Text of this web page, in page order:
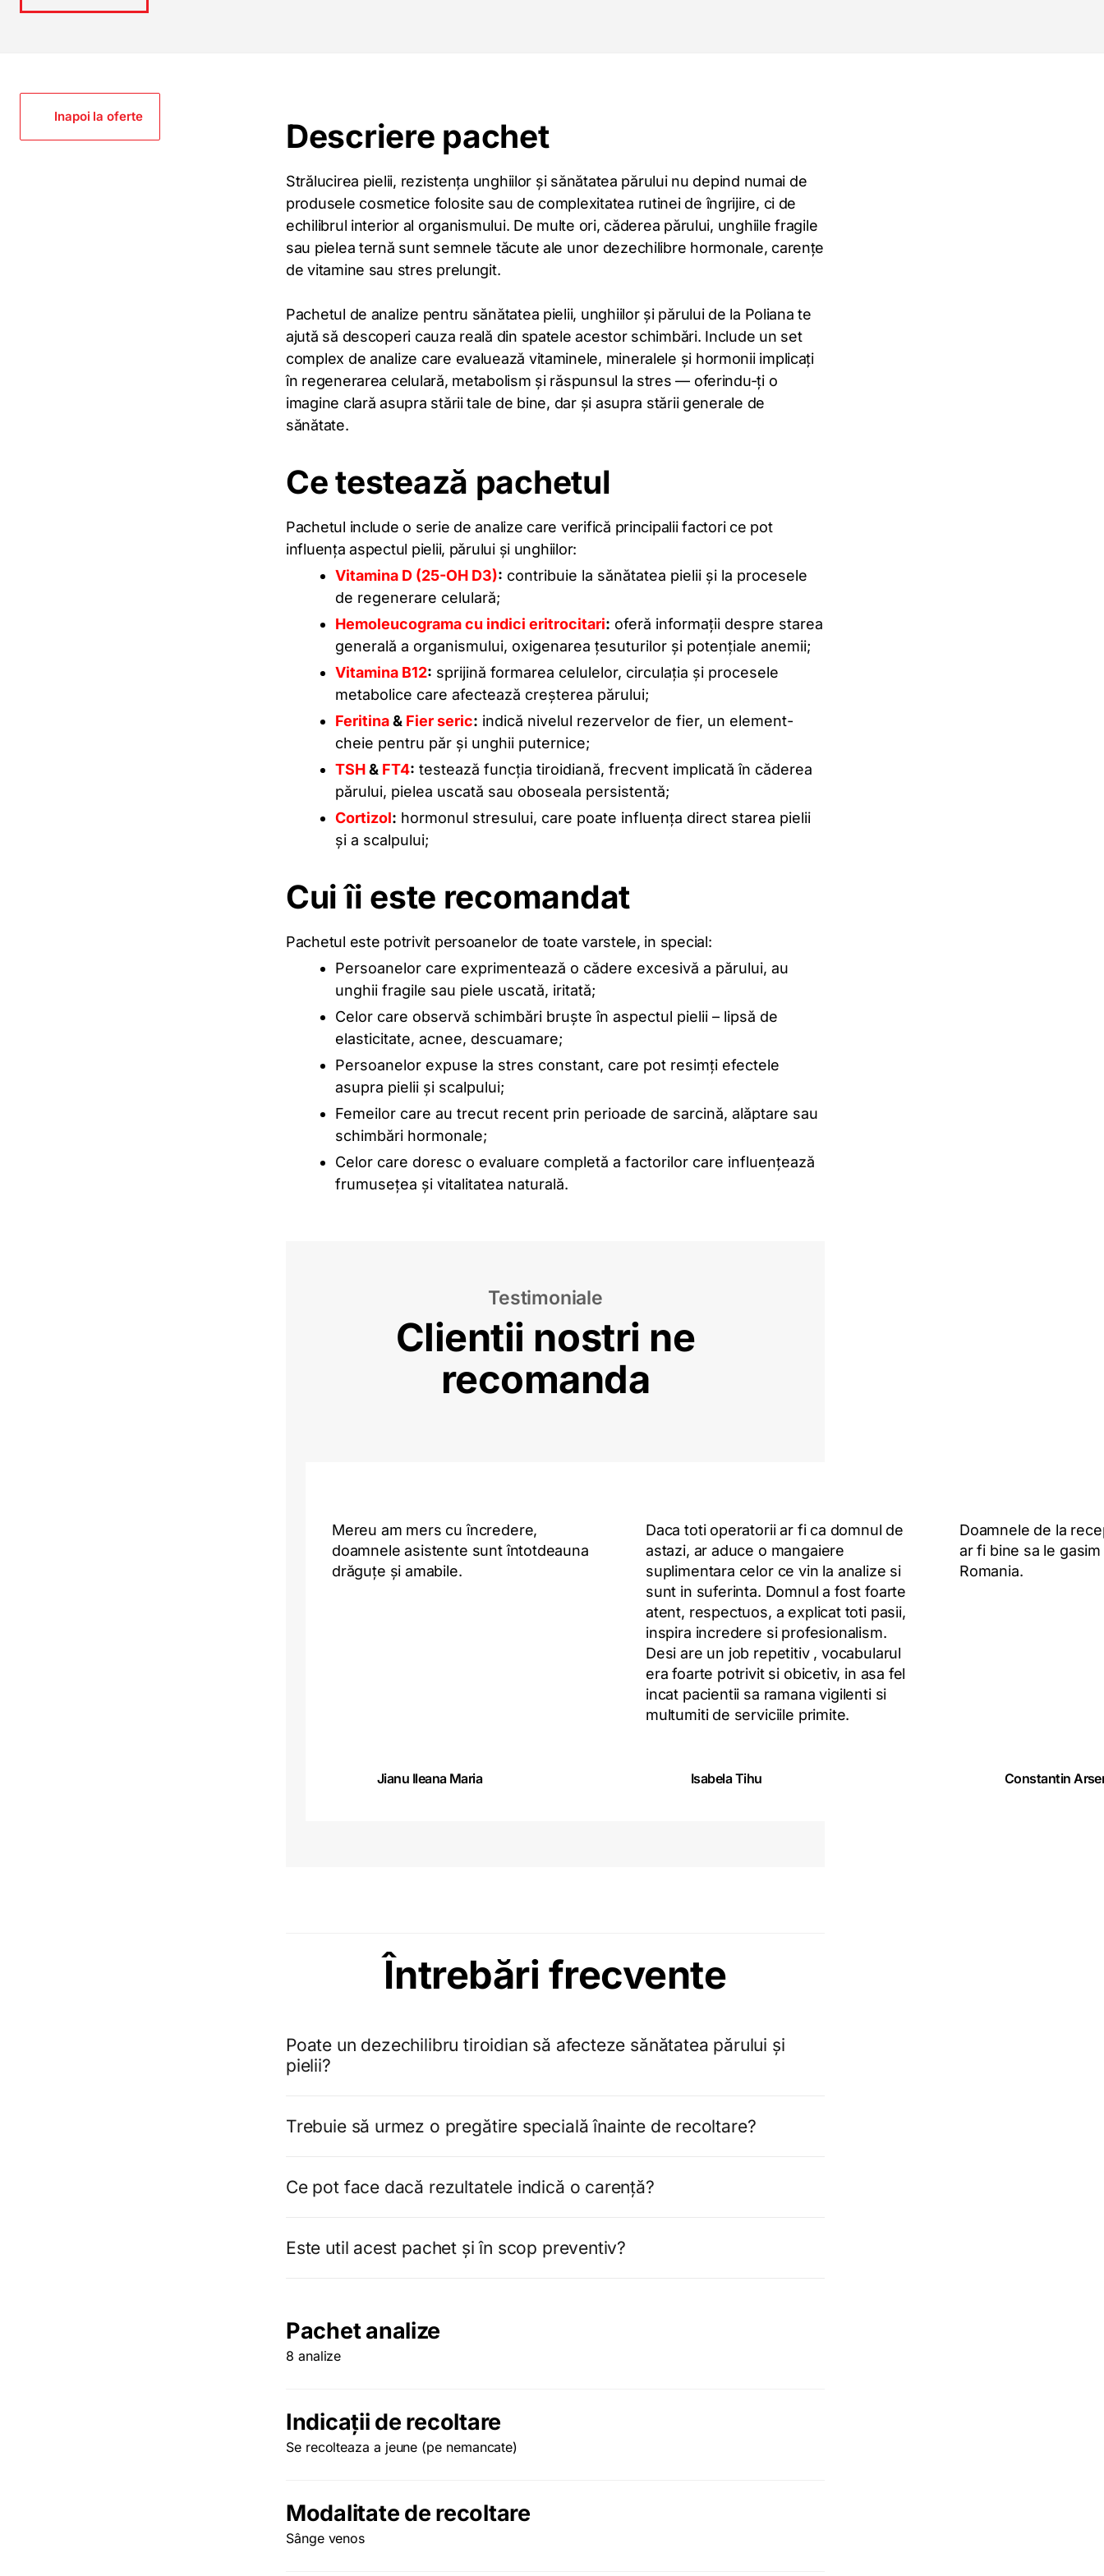
Inapoi la oferte
Descriere pachet
Strălucirea pielii, rezistența unghiilor și sănătatea părului nu depind numai de
produsele cosmetice folosite sau de complexitatea rutinei de îngrijire, ci de
echilibrul interior al organismului. De multe ori, căderea părului, unghiile fragile
sau pielea ternă sunt semnele tăcute ale unor dezechilibre hormonale, carențe
de vitamine sau stres prelungit.
Pachetul de analize pentru sănătatea pielii, unghiilor și părului de la Poliana te
ajută să descoperi cauza reală din spatele acestor schimbări. Include un set
complex de analize care evaluează vitaminele, mineralele și hormonii implicați
în regenerarea celulară, metabolism și răspunsul la stres — oferindu-ți o
imagine clară asupra stării tale de bine, dar și asupra stării generale de
sănătate.
Ce testează pachetul
Pachetul include o serie de analize care verifică principalii factori ce pot
influența aspectul pielii, părului și unghiilor:
Vitamina D (25-OH D3): contribuie la sănătatea pielii și la procesele
de regenerare celulară;
Hemoleucograma cu indici eritrocitari: oferă informații despre starea
generală a organismului, oxigenarea țesuturilor și potențiale anemii;
Vitamina B12: sprijină formarea celulelor, circulația și procesele
metabolice care afectează creșterea părului;
Feritina& Fier seric: indică nivelul rezervelor de fier, un element-
cheie pentru păr și unghii puternice;
TSH& FT4: testează funcția tiroidiană, frecvent implicată în căderea
părului, pielea uscată sau oboseala persistentă;
Cortizol: hormonul stresului, care poate influența direct starea pielii
și a scalpului;
Cui îi este recomandat
Pachetul este potrivit persoanelor de toate varstele, in special:
Persoanelor care exprimentează o cădere excesivă a părului, au
unghii fragile sau piele uscată, iritată;
Celor care observă schimbări bruște în aspectul pielii – lipsă de
elasticitate, acnee, descuamare;
Persoanelor expuse la stres constant, care pot resimți efectele
asupra pielii și scalpului;
Femeilor care au trecut recent prin perioade de sarcină, alăptare sau
schimbări hormonale;
Celor care doresc o evaluare completă a factorilor care influențează
frumusețea și vitalitatea naturală.
Testimoniale
Clientii nostri ne
recomanda
Mereu am mers cu încredere,
doamnele asistente sunt întotdeauna
drăguțe și amabile.
Jianu Ileana Maria
Daca toti operatorii ar fi ca domnul de
astazi, ar aduce o mangaiere
suplimentara celor ce vin la analize si
sunt in suferinta. Domnul a fost foarte
atent, respectuos, a explicat toti pasii,
inspira incredere si profesionalism.
Desi are un job repetitiv , vocabularul
era foarte potrivit si obicetiv, in asa fel
incat pacientii sa ramana vigilenti si
multumiti de serviciile primite.
Isabela Tihu
Doamnele de la
ar fi bine sa le
Romania.
Constantin
Întrebări frecvente
Poate un dezechilibru tiroidian să afecteze sănătatea părului și
pielii?
Trebuie să urmez o pregătire specială înainte de recoltare?
Ce pot face dacă rezultatele indică o carență?
Este util acest pachet și în scop preventiv?
Pachet analize
8 analize
Indicații de recoltare
Se recolteaza a jeune (pe nemancate)
Modalitate de recoltare
Sânge venos